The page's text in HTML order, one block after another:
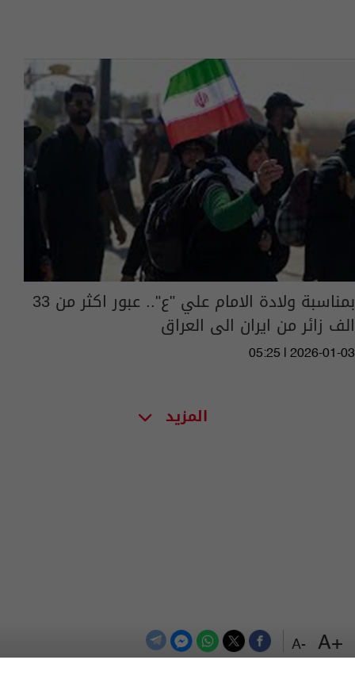
+A
-A
بمناسبة ولادة الامام علي "ع".. عبور اكثر من 33
الف زائر من ايران الى العراق
05:25 | 2026-01-03
المزيد